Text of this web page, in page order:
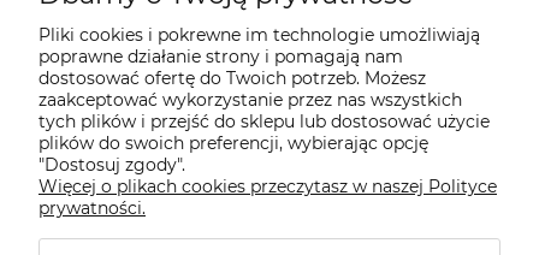
Pliki cookies i pokrewne im technologie umożliwiają
poprawne działanie strony i pomagają nam
dostosować ofertę do Twoich potrzeb. Możesz
zaakceptować wykorzystanie przez nas wszystkich
tych plików i przejść do sklepu lub dostosować użycie
plików do swoich preferencji, wybierając opcję
"Dostosuj zgody".
Więcej o plikach cookies przeczytasz w naszej Polityce
prywatności.